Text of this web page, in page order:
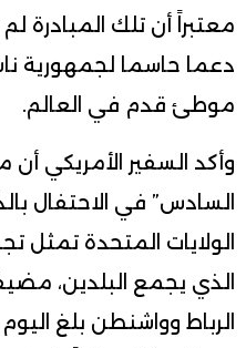
معتبراً أن تلك المبادرة
دعما حاسما لجمهورية
موطئ قدم في العالم.
وأكد السفير الأمريكي
الولايات المتحدة تمثل
الذي يجمع البلدين،
الرباط وواشنطن بلغ